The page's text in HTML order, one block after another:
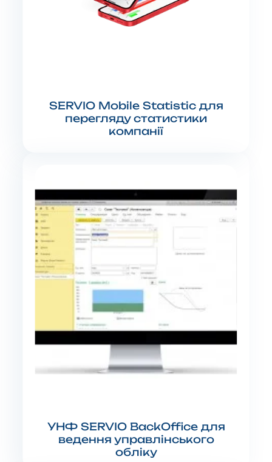
SERVIO Mobile Statistic для
перегляду статистики
компанії
УНФ SERVIO BackOffice для
ведення управлінського
обліку